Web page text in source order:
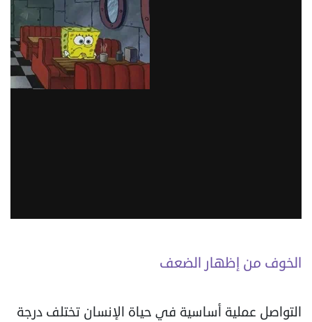
الخوف من إظهار الضعف
التواصل عملية أساسية في حياة الإنسان تختلف درجة